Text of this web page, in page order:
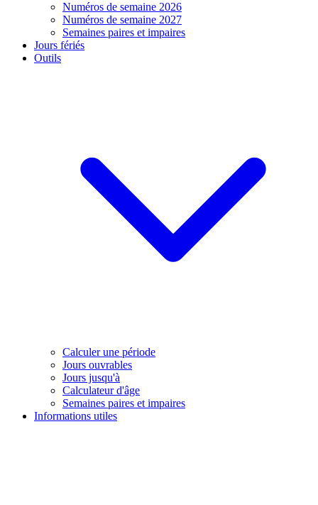
Numéros de semaine 2026
Numéros de semaine 2027
Semaines paires et impaires
Jours fériés
Outils
Calculer une période
Jours ouvrables
Jours jusqu'à
Calculateur d'âge
Semaines paires et impaires
Informations utiles